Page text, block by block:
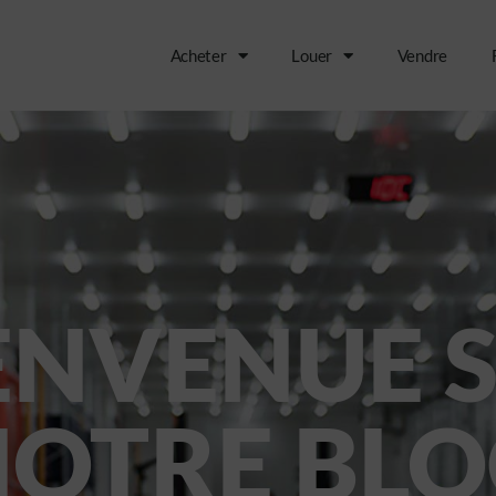
Acheter Louer Vendre